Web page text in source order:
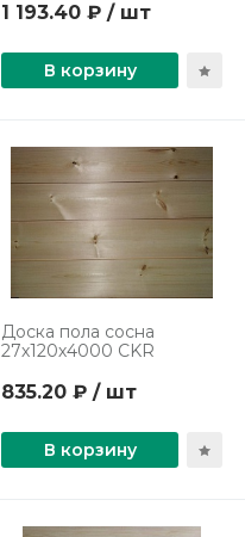
1 193.40 ₽ / шт
В корзину
Доска пола сосна
27х120х4000 CKR
835.20 ₽ / шт
В корзину